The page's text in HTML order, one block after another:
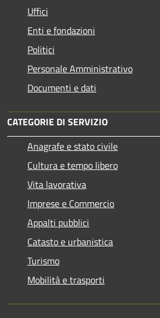
Uffici
Enti e fondazioni
Politici
Personale Amministrativo
Documenti e dati
CATEGORIE DI SERVIZIO
Anagrafe e stato civile
Cultura e tempo libero
Vita lavorativa
Imprese e Commercio
Appalti pubblici
Catasto e urbanistica
Turismo
Mobilità e trasporti